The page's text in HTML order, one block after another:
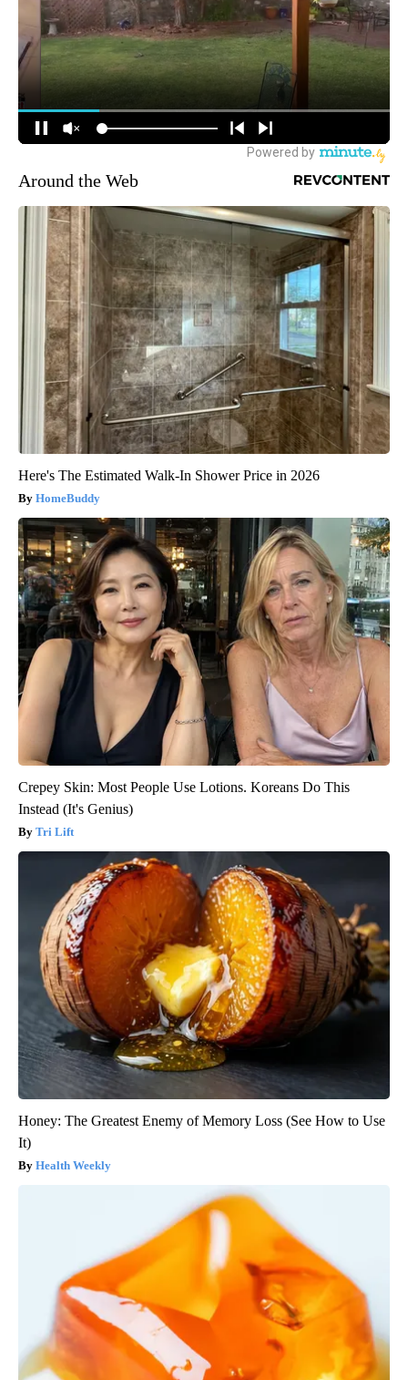
Around the Web
Here's The Estimated Walk-In Shower Price in 2026
HomeBuddy
Crepey Skin: Most People Use Lotions. Koreans Do This
Instead (It's Genius)
Tri Lift
Honey: The Greatest Enemy of Memory Loss (See How to Use
It)
Health Weekly